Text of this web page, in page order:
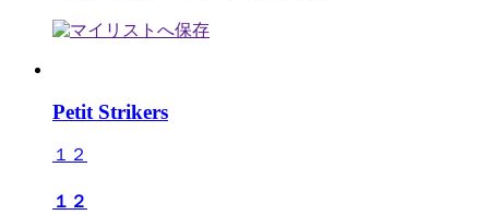
Petit Strikers
１２
１２